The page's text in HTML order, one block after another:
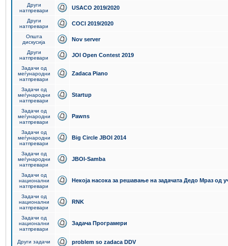
Други
натпревари
USACO 2019/2020
Други
натпревари
COCI 2019/2020
Општа
дискусија
Nov server
Други
натпревари
JOI Open Contest 2019
Задачи од
меѓународни
натпревари
Zadaca Piano
Задачи од
меѓународни
натпревари
Startup
Задачи од
меѓународни
натпревари
Pawns
Задачи од
меѓународни
натпревари
Big Circle JBOI 2014
Задачи од
меѓународни
натпревари
JBOI-Samba
Задачи од
национални
натпревари
Некоја насока за решавање на задачата Дедо Мраз од
Задачи од
национални
натпревари
RNK
Задачи од
национални
натпревари
Задача Програмери
Други задачи problem so zadaca DDV